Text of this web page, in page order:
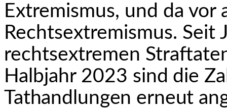
Extremismus, und da vor
Rechtsextremismus. Seit
rechtsextremen
Halbjahr 2023 sind die
Tathandlungen erneut